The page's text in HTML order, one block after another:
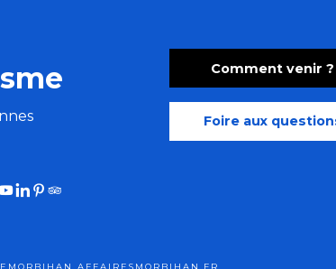
Comment venir ?
Foire aux
MORBIHAN AFFAIRES MORBIHAN.FR